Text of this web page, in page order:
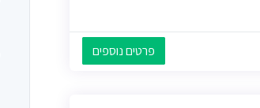
פרטים נוספים